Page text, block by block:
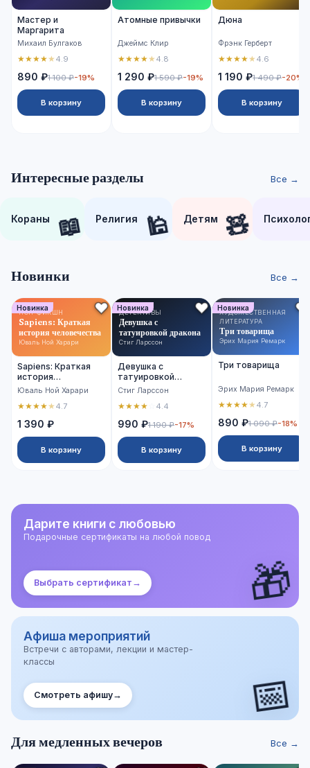
Мастер и
Маргарита
Михаил Булгаков
★★★★★4.9
890 ₽1 100 ₽-19%
В корзину
Атомные привычки
Джеймс Клир
★★★★★4.8
1 290 ₽1 590 ₽-19%
В корзину
Дюна
Фрэнк Герберт
★★★★★4.6
1 190 ₽1 490 ₽-20%
В корзину
Интересные разделы Все →
Кораны 📖 Религия 🕌 Детям 🧸
Новинки Все →
Новинка
НОН-ФИКШН
Sapiens: Краткая
история человечества
Юваль Ной Харари
Sapiens: Краткая
история
человечества
Юваль Ной Харари
★★★★★4.7
1 390 ₽
В корзину
Новинка
ДЕТЕКТИВЫ
Девушка с
татуировкой дракона
Стиг Ларссон
Девушка с
татуировкой
дракона
Стиг Ларссон
★★★★ 4.4
990 ₽1 190 ₽-17%
В корзину
Новинка
ХУДОЖЕСТВЕННАЯ
ЛИТЕРАТУРА
Три товарища
Эрих Мария Ремарк
Три товарища
Эрих Мария Ремарк
★★★★★4.7
890 ₽1 090 ₽-18%
В корзину
Дарите книги с любовью
Подарочные сертификаты на любой повод
Выбрать сертификат → 🎁
Афиша мероприятий
Встречи с авторами, лекции и мастер-
классы
Смотреть афишу→ 📅
Для медленных вечеров Все →